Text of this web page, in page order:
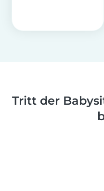
Tritt der